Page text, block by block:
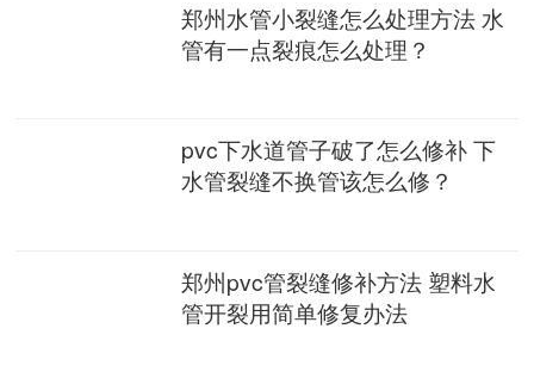
郑州水管小裂缝怎么处理方法 水
管有一点裂痕怎么处理？
pvc下水道管子破了怎么修补 下
水管裂缝不换管该怎么修？
郑州pvc管裂缝修补方法 塑料水
管开裂用简单修复办法